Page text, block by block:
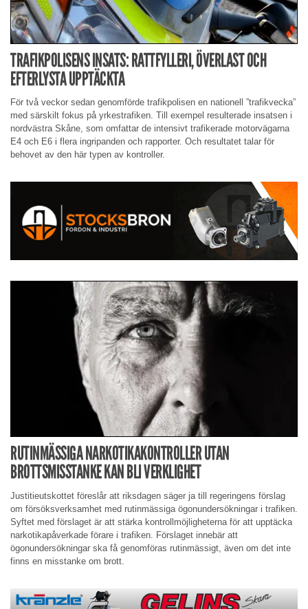
TRAFIKPOLISENS INSATS: RATTFYLLERI, ÖVERLAST OCH
EFTERLYSTA UPPTÄCKTA
För två veckor sedan genomförde trafikpolisen en nationell ”trafikvecka”
med särskilt fokus på yrkestrafiken. Till exempel resulterade insatsen i
nordvästra Skåne, som omfattar de intensivt trafikerade motorvägarna
E4 och E6 i flera ingripanden och rapporter. Och resultatet talar för
behovet av den här typen av kontroller.
RUTINMÄSSIGA NARKOTIKAKONTROLLER UTAN
BROTTSMISSTANKE KAN BLI VERKLIGHET
Justitieutskottet föreslår att riksdagen säger ja till regeringens förslag
om försöksverksamhet med rutinmässiga ögonundersökningar i trafiken.
Syftet med förslaget är att stärka kontrollmöjligheterna för att upptäcka
narkotikapåverkade förare i trafiken. Förslaget innebär att
ögonundersökningar ska få genomföras rutinmässigt, även om det inte
finns en misstanke om brott.